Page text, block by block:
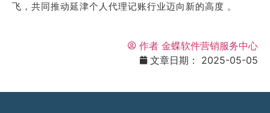
飞，共同推动延津个人代理记账行业迈向新的高度 。
作者 金蝶软件营销服务中心
文章日期：
2025-05-05